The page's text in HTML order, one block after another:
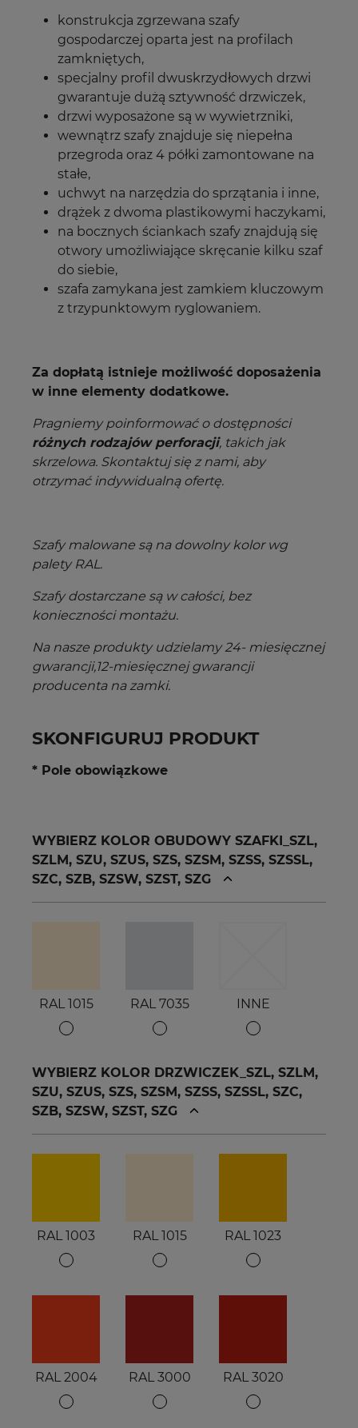
konstrukcja zgrzewana szafy
gospodarczej oparta jest na profilach
zamkniętych,
specjalny profil dwuskrzydłowych drzwi
gwarantuje dużą sztywność drzwiczek,
drzwi wyposażone są w wywietrzniki,
wewnątrz szafy znajduje się niepełna
przegroda oraz 4 półki zamontowane na
stałe,
uchwyt na narzędzia do sprzątania i inne,
drążek z dwoma plastikowymi haczykami,
na bocznych ściankach szafy znajdują się
otwory umożliwiające skręcanie kilku szaf
do siebie,
szafa zamykana jest zamkiem kluczowym
z trzypunktowym ryglowaniem.
Za dopłatą istnieje możliwość doposażenia
w inne elementy dodatkowe.
Pragniemy poinformować o dostępności
różnych rodzajów perforacji, takich jak
skrzelowa. Skontaktuj się z nami, aby
otrzymać indywidualną ofertę.
Szafy malowane są na dowolny kolor wg
palety RAL.
Szafy dostarczane są w całości, bez
konieczności montażu.
Na nasze produkty udzielamy 24- miesięcznej
gwarancji,12-miesięcznej gwarancji
producenta na zamki.
SKONFIGURUJ PRODUKT
* Pole obowiązkowe
WYBIERZ KOLOR OBUDOWY SZAFKI_SZL,
SZLM, SZU, SZUS, SZS, SZSM, SZSS, SZSSL,
SZC, SZB, SZSW, SZST, SZG
RAL 1015 RAL 7035 INNE
WYBIERZ KOLOR DRZWICZEK_SZL, SZLM,
SZU, SZUS, SZS, SZSM, SZSS, SZSSL, SZC,
SZB, SZSW, SZST, SZG
RAL 1003 RAL 1015 RAL 1023
RAL 2004 RAL 3000 RAL 3020